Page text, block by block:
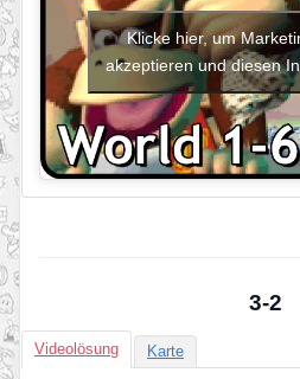
Klicke hier, um
akzeptieren und diesen
3-2
Videolösung Karte